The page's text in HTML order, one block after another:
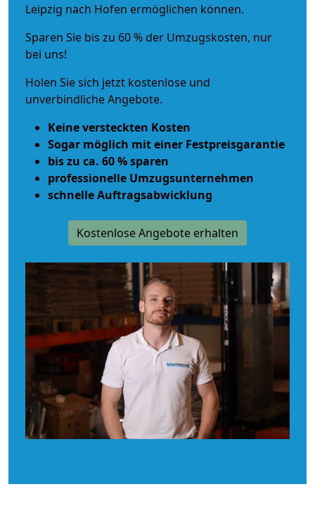
Leipzig nach Hofen ermöglichen können.
Sparen Sie bis zu 60 % der Umzugskosten, nur
bei uns!
Holen Sie sich jetzt kostenlose und
unverbindliche Angebote.
Keine versteckten Kosten
Sogar möglich mit einer Festpreisgarantie
bis zu ca. 60 % sparen
professionelle Umzugsunternehmen
schnelle Auftragsabwicklung
Kostenlose Angebote erhalten